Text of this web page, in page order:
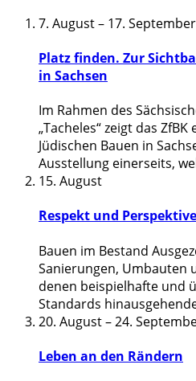
7. August– 17. September
Platz finden. Zur
in Sachsen
Im Rahmen des
„Tacheles“ zeigt das
Jüdischen Bauen in
Ausstellung einerseits,
15. August
Respekt und Perspektive
Bauen im Bestand
Sanierungen, Umbauten
denen beispielhafte und
Standards
20. August–24.
Leben an den Rändern